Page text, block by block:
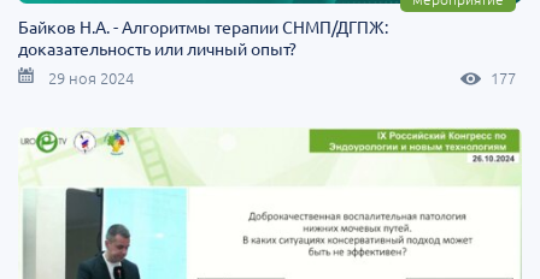
Байков Н.А. - Алгоритмы терапии СНМП/ДГПЖ:
доказательность или личный опыт?
29 ноя 2024 177